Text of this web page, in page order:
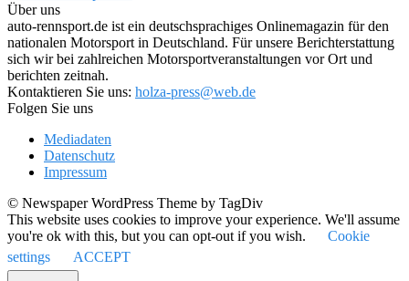
Über uns
auto-rennsport.de ist ein deutschsprachiges Onlinemagazin für den
nationalen Motorsport in Deutschland. Für unsere Berichterstattung
sich wir bei zahlreichen Motorsportveranstaltungen vor Ort und
berichten zeitnah.
Kontaktieren Sie uns: holza-press@web.de
Folgen Sie uns
Mediadaten
Datenschutz
Impressum
© Newspaper WordPress Theme by TagDiv
This website uses cookies to improve your experience. We'll assume
you're ok with this, but you can opt-out if you wish.
Cookie
settings
ACCEPT